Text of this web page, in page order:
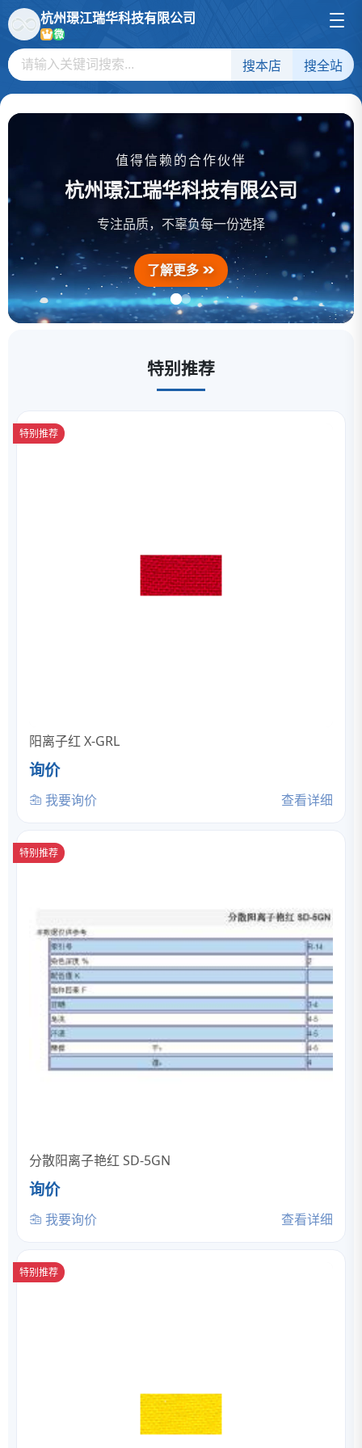
杭州璟江瑞华科技有限公司
微
搜本店 搜全站
值得信赖的合作伙伴
杭州璟江瑞华科技有限公司
专注品质，不辜负每一份选择
了解更多
分散阳离子艳红 SD-5GN
分散阳离子黄 SD-5GL
特别推荐
特别推荐
阳离子红 X-GRL
询价
我要询价 查看详细
特别推荐
分散阳离子艳红 SD-5GN
询价
我要询价 查看详细
特别推荐